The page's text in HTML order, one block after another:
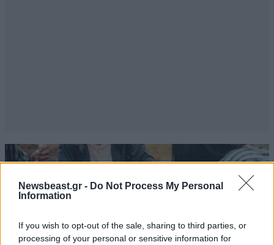
Newsbeast.gr - Do Not Process My Personal
Information
If you wish to opt-out of the sale, sharing to third parties, or
processing of your personal or sensitive information for